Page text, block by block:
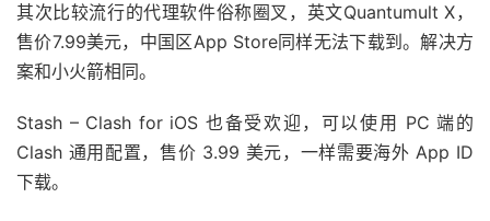
其次比较流行的代理软件俗称圈叉，英文Quantumult X，
售价7.99美元，中国区App Store同样无法下载到。解决方
案和小火箭相同。
Stash – Clash for iOS 也备受欢迎，可以使用 PC 端的
Clash 通用配置，售价 3.99 美元，一样需要海外 App ID
下载。